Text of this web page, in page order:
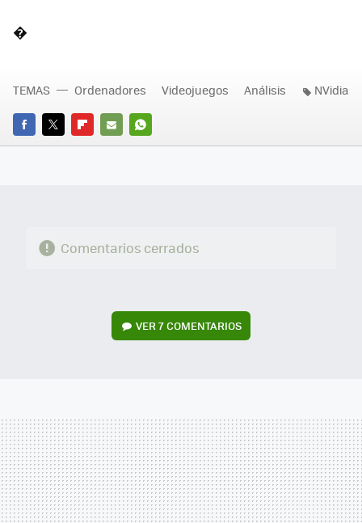
�
FACEBOOK
TWITTERFLIPBOARD
E-
WHATSAPP
TEMAS Ordenadores Videojuegos Análisis NVidia
Comentarios cerrados
VER7 COMENTARIOS